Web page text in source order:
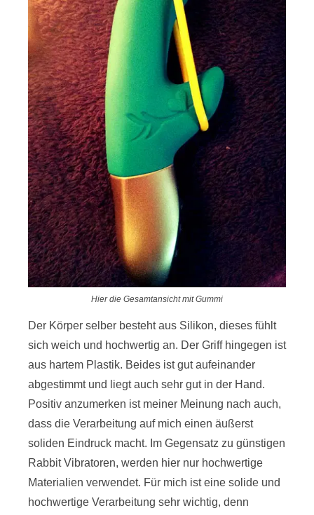
Hier die Gesamtansicht mit Gummi
Der Körper selber besteht aus Silikon, dieses fühlt
sich weich und hochwertig an. Der Griff hingegen ist
aus hartem Plastik. Beides ist gut aufeinander
abgestimmt und liegt auch sehr gut in der Hand.
Positiv anzumerken ist meiner Meinung nach auch,
dass die Verarbeitung auf mich einen äußerst
soliden Eindruck macht. Im Gegensatz zu günstigen
Rabbit Vibratoren, werden hier nur hochwertige
Materialien verwendet. Für mich ist eine solide und
hochwertige Verarbeitung sehr wichtig, denn